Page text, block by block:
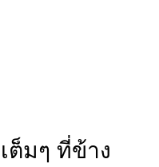
ต็มๆ ที่ข้าง